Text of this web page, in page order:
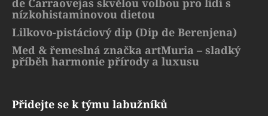
de Carraovejas skvělou volbou pro lidi s
nízkohistaminovou dietou
Lilkovo-pistáciový dip (Dip de Berenjena)
Med & řemeslná značka artMuria – sladký
příběh harmonie přírody a luxusu
Přidejte se k týmu labužníků